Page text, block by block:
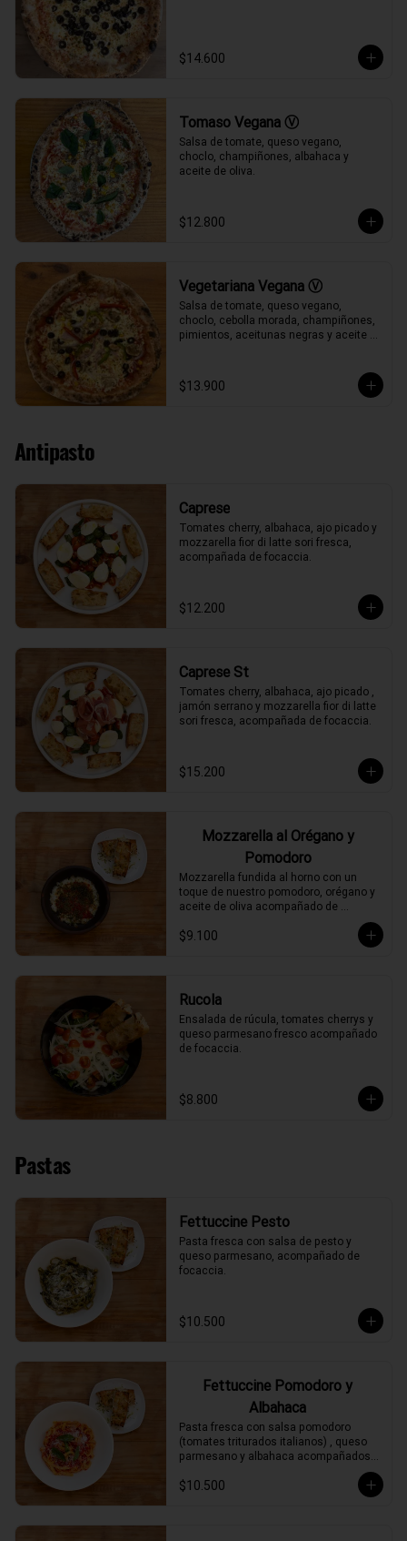
$14.600
Tomaso Vegana Ⓥ
Salsa de tomate, queso vegano,
choclo, champiñones, albahaca y
aceite de oliva.
$12.800
Vegetariana Vegana Ⓥ
Salsa de tomate, queso vegano,
choclo, cebolla morada, champiñones,
pimientos, aceitunas negras y aceite
$13.900
Antipasto
Caprese
Tomates cherry, albahaca, ajo picado y
mozzarella fior di latte sori fresca,
acompañada de focaccia.
$12.200
Caprese St
Tomates cherry, albahaca, ajo picado ,
jamón serrano y mozzarella fior di latte
sori fresca, acompañada de focaccia.
$15.200
Mozzarella al Orégano y
Pomodoro
Mozzarella fundida al horno con un
toque de nuestro pomodoro, orégano y
aceite de oliva acompañado de
$9.100
Rucola
Ensalada de rúcula, tomates cherrys y
queso parmesano fresco acompañado
de focaccia.
$8.800
Pastas
Fettuccine Pesto
Pasta fresca con salsa de pesto y
queso parmesano, acompañado de
focaccia.
$10.500
Fettuccine Pomodoro y
Albahaca
Pasta fresca con salsa pomodoro
(tomates triturados italianos) , queso
parmesano y albahaca acompañados
$10.500